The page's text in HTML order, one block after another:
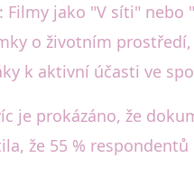
Filmy jako "V síti" nebo
o životním
k aktivní účasti ve
je prokázáno, že
že 55 %